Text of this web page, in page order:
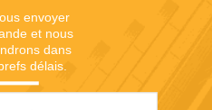
envoyer
et nous
dans
délais.